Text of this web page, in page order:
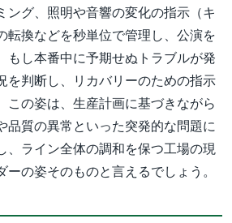
ング、照明や音響の変化の指示（キ
転換などを秒単位で管理し、公演を
もし本番中に予期せぬトラブルが発
を判断し、リカバリーのための指示
この姿は、生産計画に基づきながら
品質の異常といった突発的な問題に
、ライン全体の調和を保つ工場の現
の姿そのものと言えるでしょう。